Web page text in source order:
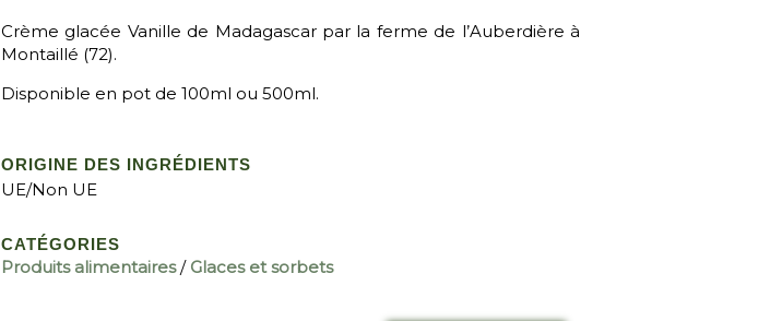
Crème glacée Vanille de Madagascar par la ferme de l’Auberdière à
Montaillé (72).
Disponible en pot de 100ml ou 500ml.
ORIGINE DES INGRÉDIENTS
UE/Non UE
CATÉGORIES
Produits alimentaires/ Glaces et sorbets